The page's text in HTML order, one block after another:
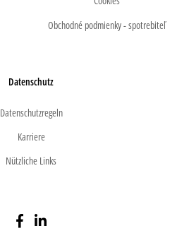
Obchodné podmienky - spotrebiteľ
Datenschutz
Datenschutzregeln
Karriere
Nützliche Links